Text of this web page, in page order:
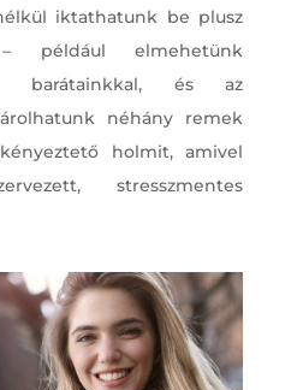
iktathatunk be plusz
például elmehetünk
a barátainkkal, és az
néhány remek
holmit, amivel
stresszmentes